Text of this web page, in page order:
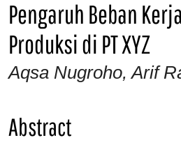
Pengaruh Beban
Produksi di PT XYZ
Aqsa Nugroho, Arif
Abstract